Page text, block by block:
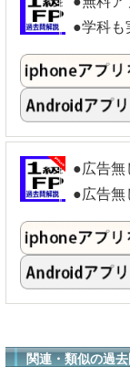
●学科も
●広告無
●広告無
関連・類似の過去